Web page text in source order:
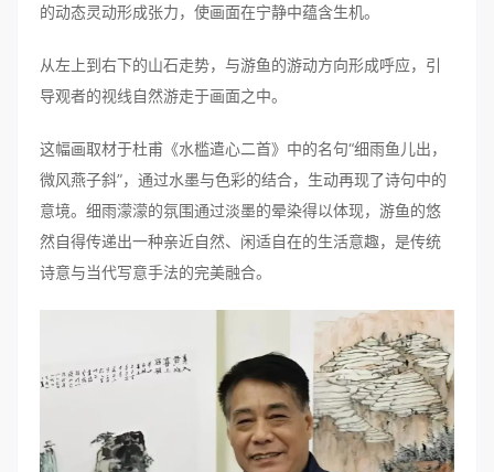
的动态灵动形成张力，使画面在宁静中蕴含生机。
从左上到右下的山石走势，与游鱼的游动方向形成呼应，引
导观者的视线自然游走于画面之中。
这幅画取材于杜甫《水槛遣心二首》中的名句“细雨鱼儿出，
微风燕子斜”，通过水墨与色彩的结合，生动再现了诗句中的
意境。细雨濛濛的氛围通过淡墨的晕染得以体现，游鱼的悠
然自得传递出一种亲近自然、闲适自在的生活意趣，是传统
诗意与当代写意手法的完美融合。